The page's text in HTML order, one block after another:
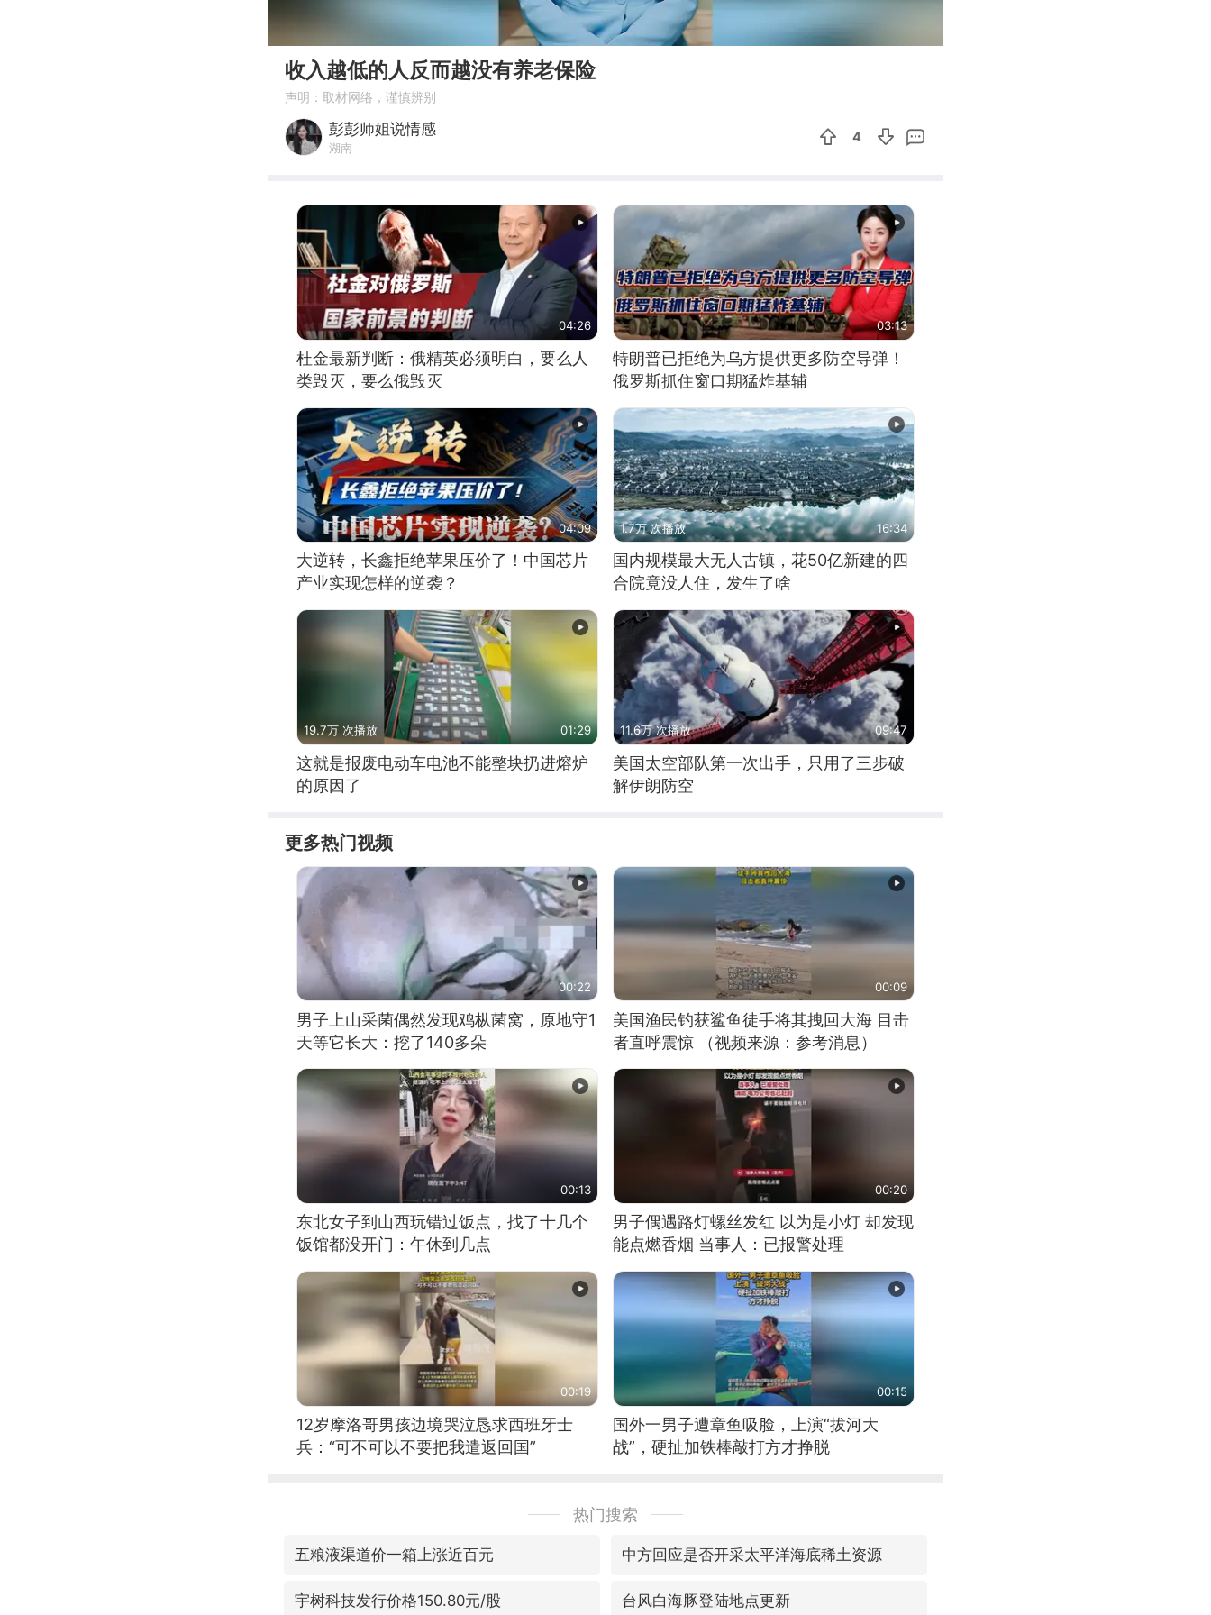
收入越低的人反而越没有养老保险
声明：取材网络，谨慎辨别
彭彭师姐说情感
湖南
4
04:26
杜金最新判断：俄精英必须明白，要么人
类毁灭，要么俄毁灭
03:13
特朗普已拒绝为乌方提供更多防空导弹！
俄罗斯抓住窗口期猛炸基辅
04:09
大逆转，长鑫拒绝苹果压价了！中国芯片
产业实现怎样的逆袭？
1.7万 次播放 16:34
国内规模最大无人古镇，花50亿新建的四
合院竟没人住，发生了啥
19.7万 次播放 01:29
这就是报废电动车电池不能整块扔进熔炉
的原因了
11.6万 次播放 09:47
美国太空部队第一次出手，只用了三步破
解伊朗防空
更多热门视频
00:22
男子上山采菌偶然发现鸡枞菌窝，原地守1
天等它长大：挖了140多朵
00:09
美国渔民钓获鲨鱼徒手将其拽回大海 目击
者直呼震惊 （视频来源：参考消息）
00:13
东北女子到山西玩错过饭点，找了十几个
饭馆都没开门：午休到几点
00:20
男子偶遇路灯螺丝发红 以为是小灯 却发现
能点燃香烟 当事人：已报警处理
00:19
12岁摩洛哥男孩边境哭泣恳求西班牙士
兵：“可不可以不要把我遣返回国”
00:15
国外一男子遭章鱼吸脸，上演“拔河大
战”，硬扯加铁棒敲打方才挣脱
热门搜索
五粮液渠道价一箱上涨近百元 中方回应是否开采太平洋海底稀土资源
宇树科技发行价格150.80元/股 台风白海豚登陆地点更新